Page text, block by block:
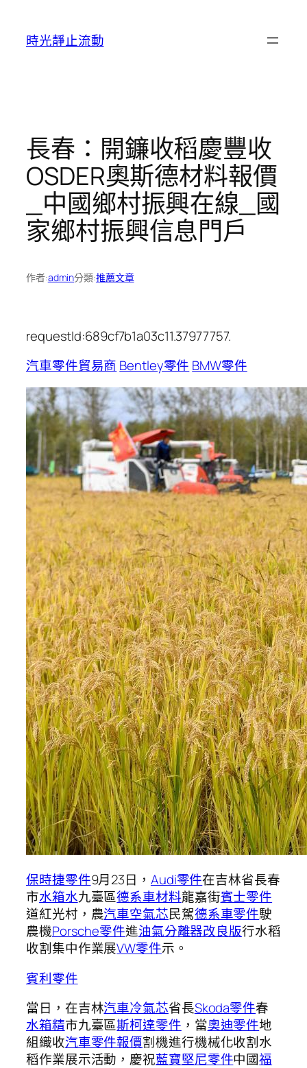
時光靜止流動
長春：開鐮收稻慶豐收
OSDER奧斯德材料報價
_中國鄉村振興在線_國
家鄉村振興信息門戶
作者:admin分類:推薦文章
requestId:689cf7b1a03c11.37977757.
汽車零件貿易商 Bentley零件 BMW零件
保時捷零件9月23日， Audi零件在吉林省長春
市水箱水九臺區德系車材料龍嘉街賓士零件
道紅光村，農汽車空氣芯民駕德系車零件駛
農機Porsche零件進油氣分離器改良版行水稻
收割集中作業展VW零件示。
賓利零件
當日，在吉林汽車冷氣芯省長Skoda零件春
水箱精市九臺區斯柯達零件 ，當奧迪零件地
組織收汽車零件報價割機進行機械化收割水
稻作業展示活動，慶祝藍寶堅尼零件中國福